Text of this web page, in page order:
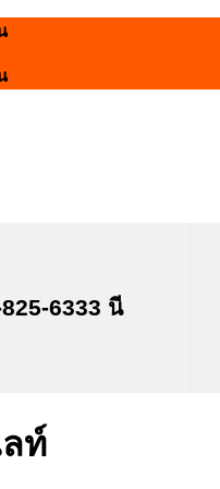
6333 นี
ท์